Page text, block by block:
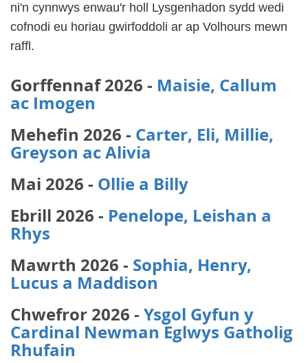
ni'n cynnwys enwau'r holl Lysgenhadon sydd wedi
cofnodi eu horiau gwirfoddoli ar ap Volhours mewn
raffl.
Gorffennaf 2026 - Maisie, Callum
ac Imogen
Mehefin 2026 - Carter, Eli, Millie,
Greyson ac Alivia
Mai 2026 - Ollie a Billy
Ebrill 2026 - Penelope, Leishan a
Rhys
Mawrth 2026 - Sophia, Henry,
Lucus a Maddison
Chwefror 2026 - Ysgol Gyfun y
Cardinal Newman Eglwys Gatholig
Rhufain